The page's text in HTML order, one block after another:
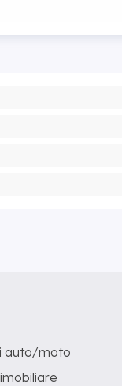
auto/moto